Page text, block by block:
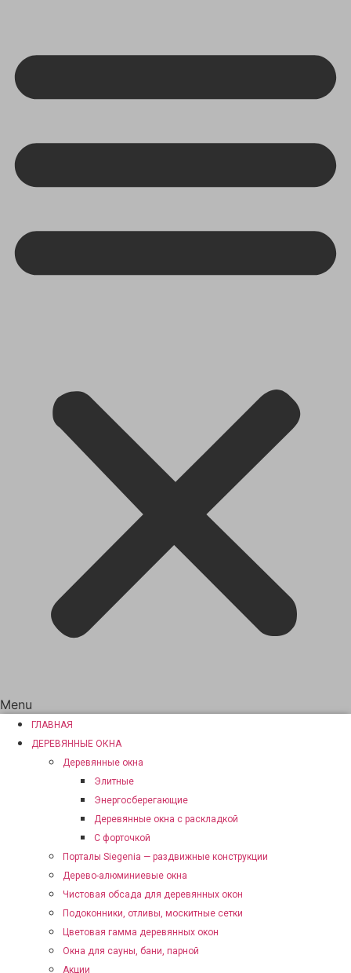
Menu
ГЛАВНАЯ
ДЕРЕВЯННЫЕ ОКНА
Деревянные окна
Элитные
Энергосберегающие
Деревянные окна с раскладкой
С форточкой
Порталы Siegenia — раздвижные конструкции
Дерево-алюминиевые окна
Чистовая обсада для деревянных окон
Подоконники, отливы, москитные сетки
Цветовая гамма деревянных окон
Окна для сауны, бани, парной
Акции